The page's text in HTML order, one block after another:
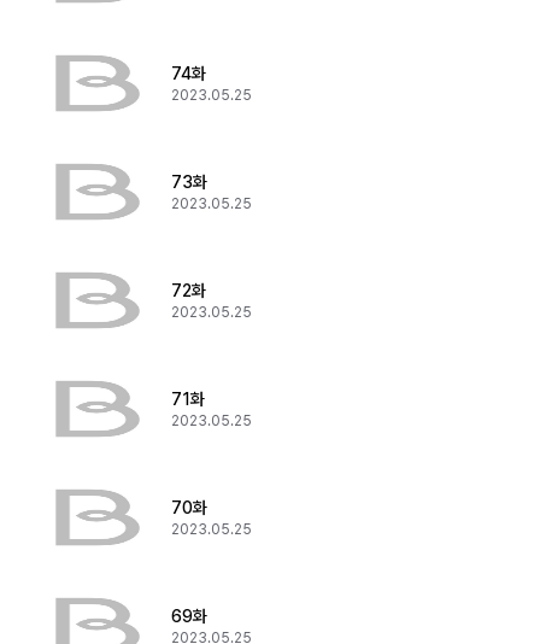
74화
2023.05.25
73화
2023.05.25
72화
2023.05.25
71화
2023.05.25
70화
2023.05.25
69화
2023.05.25